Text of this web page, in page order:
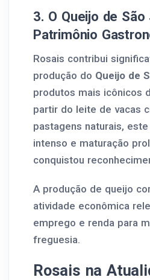
3. O Queijo de São
Patrimônio
Rosais contribui
produção do Queijo de
produtos mais icônicos
partir do leite de vacas
pastagens naturais,
intenso e maturação
conquistou
A produção de queijo
atividade econômica
emprego e renda para
freguesia.
Rosais na